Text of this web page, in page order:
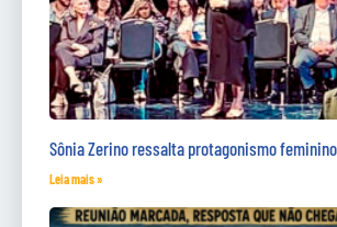
Sônia Zerino ressalta protagonismo
Leia mais »